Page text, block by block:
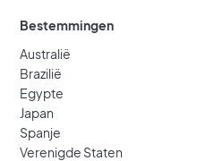
Bestemmingen
Australië
Brazilië
Egypte
Japan
Spanje
Verenigde Staten